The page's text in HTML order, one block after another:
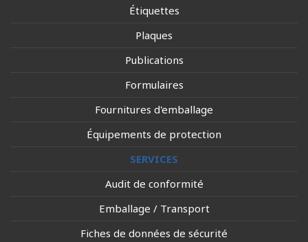
Étiquettes
Plaques
Publications
Formulaires
Fournitures d'emballage
Équipements de protection
SERVICES
Audit de conformité
Emballage / Transport
Fiches de données de sécurité